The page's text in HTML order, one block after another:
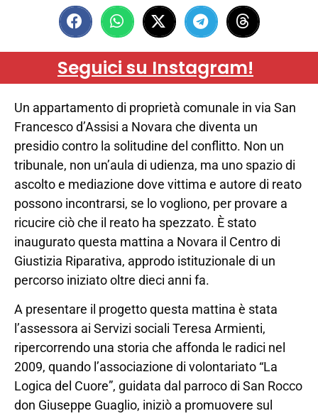
Seguici su Instagram!
Un appartamento di proprietà comunale in via San
Francesco d’Assisi a Novara che diventa un
presidio contro la solitudine del conflitto. Non un
tribunale, non un’aula di udienza, ma uno spazio di
ascolto e mediazione dove vittima e autore di reato
possono incontrarsi, se lo vogliono, per provare a
ricucire ciò che il reato ha spezzato. È stato
inaugurato questa mattina a Novara il Centro di
Giustizia Riparativa, approdo istituzionale di un
percorso iniziato oltre dieci anni fa.
A presentare il progetto questa mattina è stata
l’assessora ai Servizi sociali Teresa Armienti,
ripercorrendo una storia che affonda le radici nel
2009, quando l’associazione di volontariato “La
Logica del Cuore”, guidata dal parroco di San Rocco
don Giuseppe Guaglio, iniziò a promuovere sul